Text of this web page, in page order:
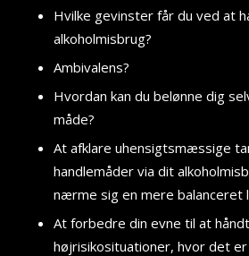
Hvilke gevinster får du ved at
alkoholmisbrug?
Ambivalens?
Hvordan kan du belønne dig
måde?
At afklare uhensigtsmæssige
handlemåder via dit
nærme sig en mere balanceret
At forbedre din evne til at
højrisikosituationer, hvor det